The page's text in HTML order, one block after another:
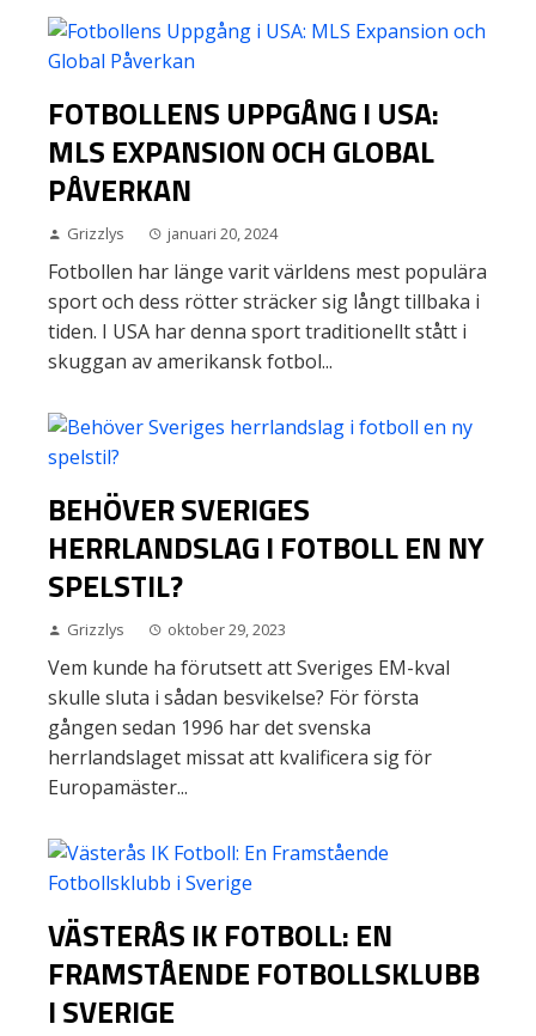
FOTBOLLENS UPPGÅNG I USA:
MLS EXPANSION OCH GLOBAL
PÅVERKAN
Grizzlys januari 20, 2024
Fotbollen har länge varit världens mest populära
sport och dess rötter sträcker sig långt tillbaka i
tiden. I USA har denna sport traditionellt stått i
skuggan av amerikansk fotbol...
BEHÖVER SVERIGES
HERRLANDSLAG I FOTBOLL EN NY
SPELSTIL?
Grizzlys oktober 29, 2023
Vem kunde ha förutsett att Sveriges EM-kval
skulle sluta i sådan besvikelse? För första
gången sedan 1996 har det svenska
herrlandslaget missat att kvalificera sig för
Europamäster...
VÄSTERÅS IK FOTBOLL: EN
FRAMSTÅENDE FOTBOLLSKLUBB
I SVERIGE